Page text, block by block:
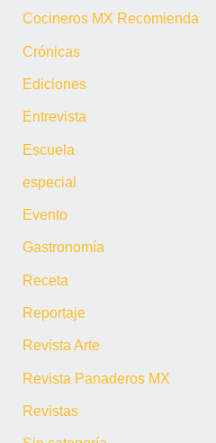
Cocineros MX Recomienda
Crónicas
Ediciones
Entrevista
Escuela
especial
Evento
Gastronomía
Receta
Reportaje
Revista Arte
Revista Panaderos MX
Revistas